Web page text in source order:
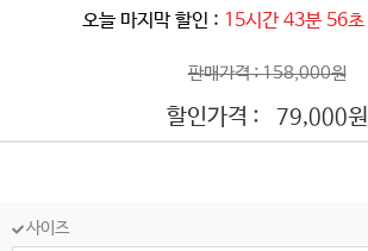
오늘 마지막 할인 : 15시간 43분 53초
판매가격 : 158,000원
할인가격 : 79,000원
사이즈